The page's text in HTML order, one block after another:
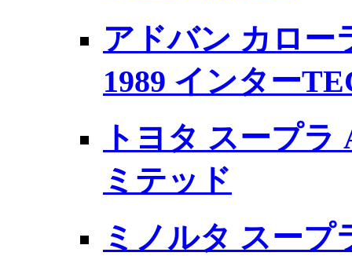
アドバン カロー
1989 インター
トヨタ スープラ
ミテッド
ミノルタ スープ